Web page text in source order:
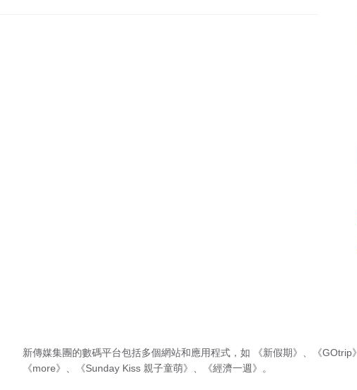
新傳媒集團的數碼平台包括多個網站和應用程式，如 《新假期》 《GOtrip》
《more》
《Sunday Kiss 親子童萌》 《經濟一週》 。